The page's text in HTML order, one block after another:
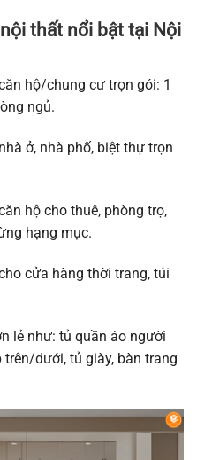
thất nổi bật tại Nội
hộ/chung cư trọn gói: 1
ngủ.
ở, nhà phố, biệt thự trọn
hộ cho thuê, phòng trọ,
hạng mục.
cửa hàng thời trang, túi
lẻ như: tủ quần áo người
dưới, tủ giày, bàn trang